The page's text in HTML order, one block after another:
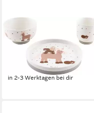
Kindergeschirr-Set
Bauernhof
28,55 € UVP 39,99 €
in 2-3 Werktagen bei dir